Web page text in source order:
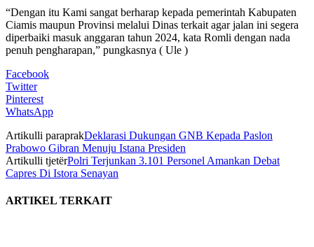
“Dengan itu Kami sangat berharap kepada pemerintah Kabupaten
Ciamis maupun Provinsi melalui Dinas terkait agar jalan ini segera
diperbaiki masuk anggaran tahun 2024, kata Romli dengan nada
penuh pengharapan,” pungkasnya ( Ule )
Facebook
Twitter
Pinterest
WhatsApp
Artikulli paraprakDeklarasi Dukungan GNB Kepada Paslon
Prabowo Gibran Menuju Istana Presiden
Artikulli tjetërPolri Terjunkan 3.101 Personel Amankan Debat
Capres Di Istora Senayan
ARTIKEL TERKAIT